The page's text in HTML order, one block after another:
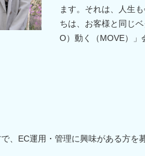
ます。それは、人生
ちは、お客様と同じ
O）動く（MOVE）」
、EC運用・管理に興味がある方を